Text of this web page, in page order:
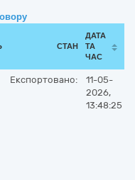
СТАН
ДАТА
ТА
ЧАС
Експортовано:
11-05-
2026,
13:48:25